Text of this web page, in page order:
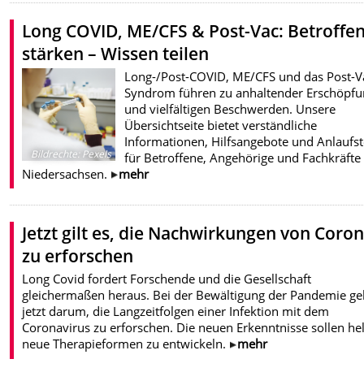
Long COVID, ME/CFS & Post-Vac:
stärken – Wissen teilen
Bildrechte:Pexels
Long-/Post-COVID, ME/CFS und das Post-
Syndrom führen zu anhaltender
und vielfältigen Beschwerden. Unsere
Übersichtseite bietet verständliche
Informationen, Hilfsangebote und
für Betroffene, Angehörige und Fachkräfte
Niedersachsen.
mehr
Jetzt gilt es, die Nachwirkungen von
zu erforschen
Long Covid fordert Forschende und die Gesellschaft
gleichermaßen heraus. Bei der Bewältigung der Pandemie
jetzt darum, die Langzeitfolgen einer Infektion mit dem
Coronavirus zu erforschen. Die neuen Erkenntnisse sollen
neue Therapieformen zu entwickeln.
mehr